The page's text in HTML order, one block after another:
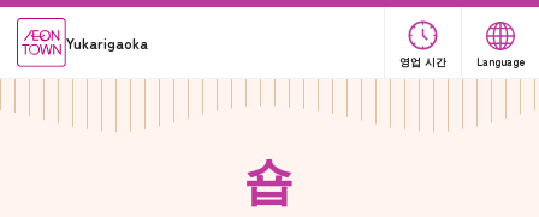
Yukarigaoka
영업 시간 Language
숍